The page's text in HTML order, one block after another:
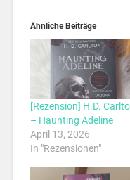
Ähnliche Beiträge
[Rezension] H.D.
– Haunting Adeline
April 13, 2026
In "Rezensionen"